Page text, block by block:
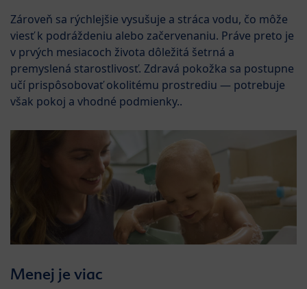
Zároveň sa rýchlejšie vysušuje a stráca vodu, čo môže
viesť k podráždeniu alebo začervenaniu. Práve preto je
v prvých mesiacoch života dôležitá šetrná a
premyslená starostlivosť. Zdravá pokožka sa postupne
učí prispôsobovať okolitému prostrediu — potrebuje
však pokoj a vhodné podmienky..
Menej je viac